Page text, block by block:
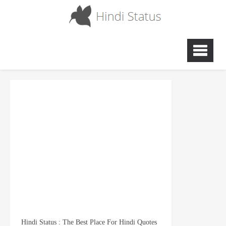
Hindi Status : The Best Place For Hindi Quotes